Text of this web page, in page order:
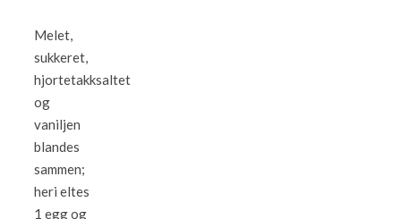
Melet,
sukkeret,
hjortetakksaltet
og
vaniljen
blandes
sammen;
heri eltes
1 egg og